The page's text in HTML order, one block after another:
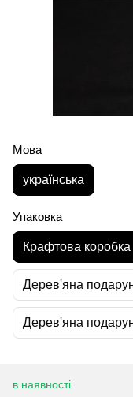
Мова
українська
Упаковка
Крафтова коробка
Дерев'яна
Дерев'яна
в наявності